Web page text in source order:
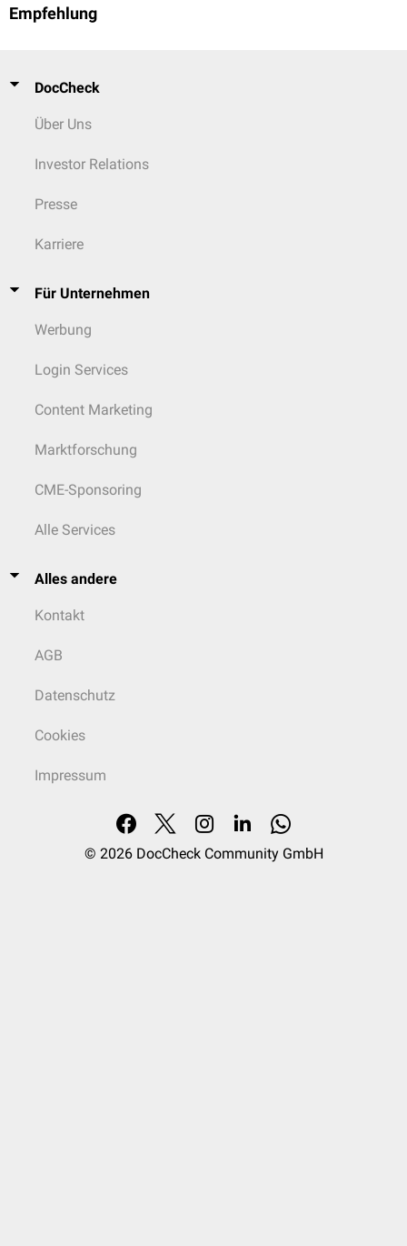
Empfehlung
DocCheck
Über Uns
Investor Relations
Presse
Karriere
Für Unternehmen
Werbung
Login Services
Content Marketing
Marktforschung
CME-Sponsoring
Alle Services
Alles andere
Kontakt
AGB
Datenschutz
Cookies
Impressum
© 2026 DocCheck Community GmbH